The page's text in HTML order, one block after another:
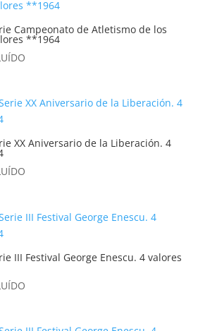
Campeonato de Atletismo de los
**1964
XX Aniversario de la Liberación. 4
III Festival George Enescu. 4 valores